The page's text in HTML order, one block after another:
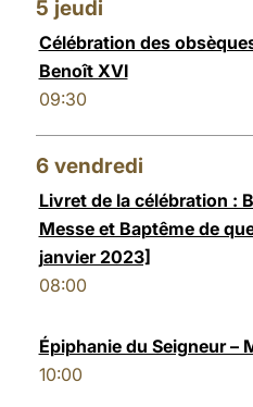
5 jeudi
Célébration des
Benoît XVI
09:30
6 vendredi
Livret de la célébration :
Messe et Baptême de
janvier 2023]
08:00
Épiphanie du Seigneur –
10:00